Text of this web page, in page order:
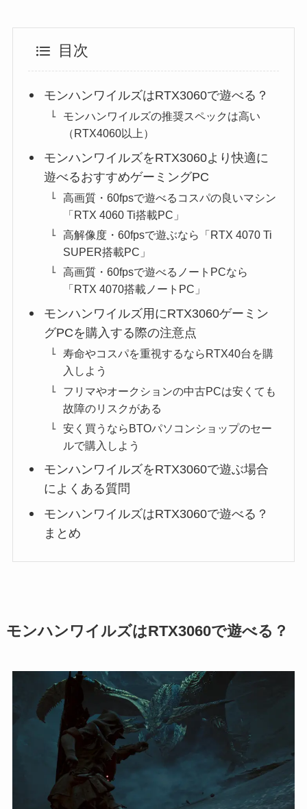
目次
モンハンワイルズはRTX3060で遊べる？
モンハンワイルズの推奨スペックは高い
（RTX4060以上）
モンハンワイルズをRTX3060より快適に
遊べるおすすめゲーミングPC
高画質・60fpsで遊べるコスパの良いマシン
「RTX 4060 Ti搭載PC」
高解像度・60fpsで遊ぶなら「RTX 4070 Ti
SUPER搭載PC」
高画質・60fpsで遊べるノートPCなら
「RTX 4070搭載ノートPC」
モンハンワイルズ用にRTX3060ゲーミン
グPCを購入する際の注意点
寿命やコスパを重視するならRTX40台を購
入しよう
フリマやオークションの中古PCは安くても
故障のリスクがある
安く買うならBTOパソコンショップのセー
ルで購入しよう
モンハンワイルズをRTX3060で遊ぶ場合
によくある質問
モンハンワイルズはRTX3060で遊べる？
まとめ
モンハンワイルズはRTX3060で遊べる？